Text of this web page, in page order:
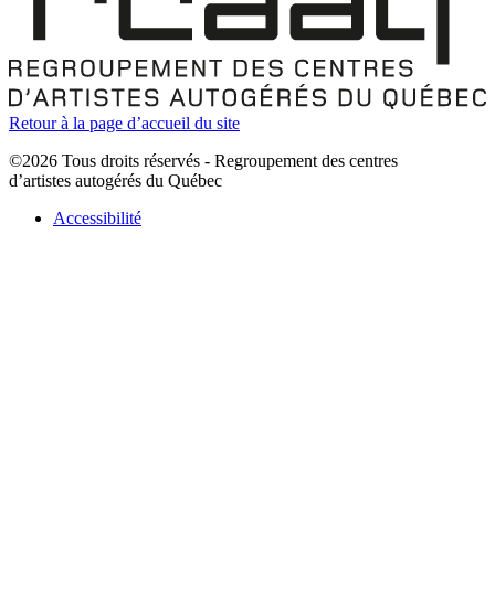
Retour à la page d’accueil du site
©2026 Tous droits réservés - Regroupement des centres
d’artistes autogérés du Québec
Accessibilité